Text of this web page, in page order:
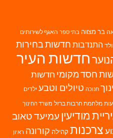
בר מצווה בתי ספר האגף לשירותים
התנדבות חדשות בחירות
חדשות העיר
חסד מקומי חדשות
חנוכה טיולים וטבע ילדים
מלחמת חרבות ברזל משרד החינוך
מודיעין עמיעד טאוב
צרכנות קהילה קורונה ראיון